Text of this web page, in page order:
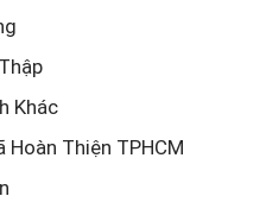
Khác
Hoàn Thiện TPHCM